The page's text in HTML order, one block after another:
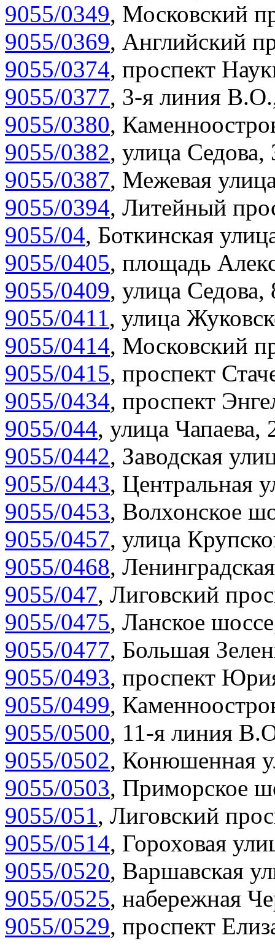
9055/0349, Московский
9055/0369, Английский
9055/0374, проспект
9055/0377, 3-я линия
9055/0380,
9055/0382, улица Седова,
9055/0387, Межевая
9055/0394, Литейный
9055/04, Боткинская
9055/0405, площадь
9055/0409, улица Седова,
9055/0411, улица
9055/0414, Московский
9055/0415, проспект
9055/0434, проспект
9055/044, улица Чапаева,
9055/0442, Заводская
9055/0443, Центральная
9055/0453, Волхонское
9055/0457, улица
9055/0468,
9055/047, Лиговский
9055/0475, Ланское
9055/0477, Большая
9055/0493, проспект
9055/0499,
9055/0500, 11-я линия
9055/0502, Конюшенная
9055/0503, Приморское
9055/051, Лиговский
9055/0514, Гороховая
9055/0520, Варшавская
9055/0525, набережная
9055/0529, проспект